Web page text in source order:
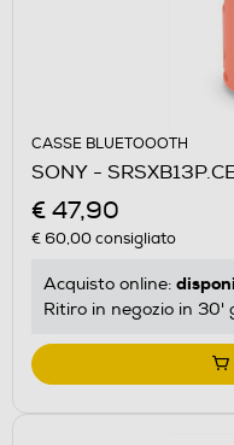
CASSE BLUETOOOTH
SONY -
€ 47,90
€ 60,00consigliato
Acquisto online:
Ritiro in negozio in 30'